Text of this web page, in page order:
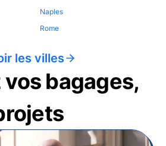
Naples
Rome
les villes
bagages,